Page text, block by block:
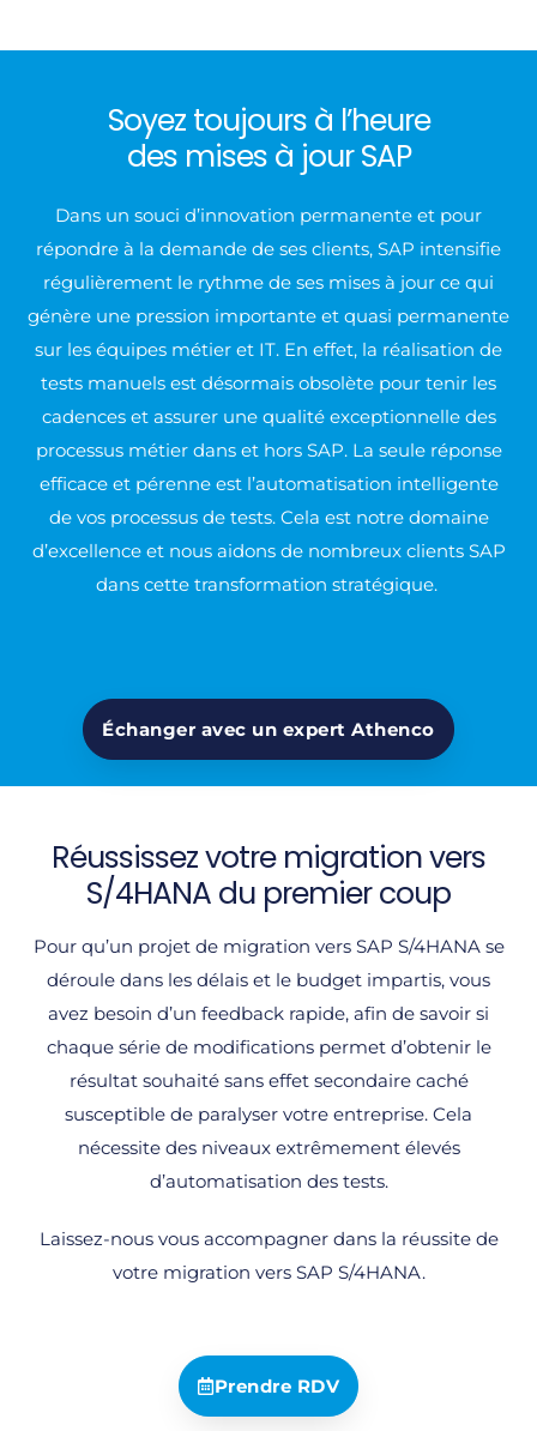
Soyez toujours à l’heure
des mises à jour SAP
Dans un souci d’innovation permanente et pour
répondre à la demande de ses clients, SAP intensifie
régulièrement le rythme de ses mises à jour ce qui
génère une pression importante et quasi permanente
sur les équipes métier et IT. En effet, la réalisation de
tests manuels est désormais obsolète pour tenir les
cadences et assurer une qualité exceptionnelle des
processus métier dans et hors SAP. La seule réponse
efficace et pérenne est l’automatisation intelligente
de vos processus de tests. Cela est notre domaine
d’excellence et nous aidons de nombreux clients SAP
dans cette transformation stratégique.
Échanger avec un expert Athenco
Réussissez votre migration vers
S/4HANA du premier coup
Pour qu’un projet de migration vers SAP S/4HANA se
déroule dans les délais et le budget impartis, vous
avez besoin d’un feedback rapide, afin de savoir si
chaque série de modifications permet d’obtenir le
résultat souhaité sans effet secondaire caché
susceptible de paralyser votre entreprise. Cela
nécessite des niveaux extrêmement élevés
d’automatisation des tests.
Laissez-nous vous accompagner dans la réussite de
votre migration vers SAP S/4HANA.
Prendre RDV